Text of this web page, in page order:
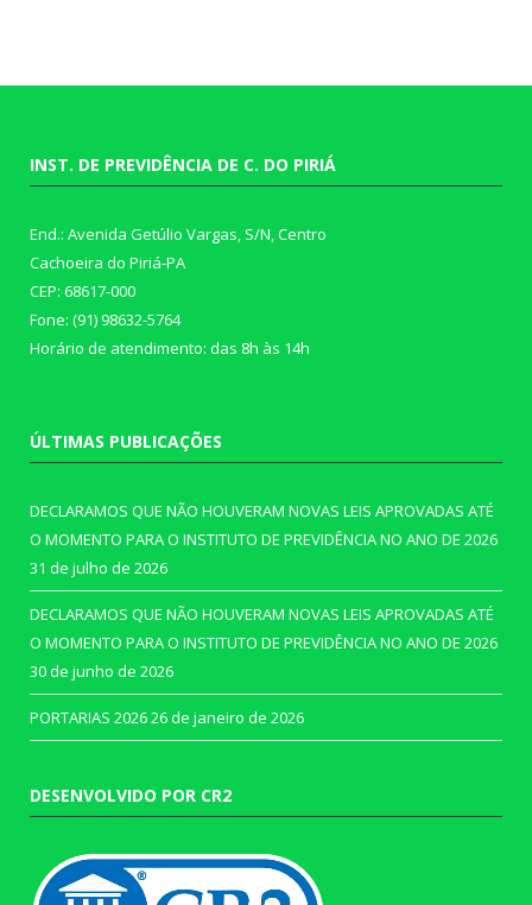
INST. DE PREVIDÊNCIA DE C. DO PIRIÁ
End.: Avenida Getúlio Vargas, S/N, Centro
Cachoeira do Piriá-PA
CEP: 68617-000
Fone: (91) 98632-5764
Horário de atendimento: das 8h às 14h
ÚLTIMAS PUBLICAÇÕES
DECLARAMOS QUE NÃO HOUVERAM NOVAS LEIS APROVADAS ATÉ
O MOMENTO PARA O INSTITUTO DE PREVIDÊNCIA NO ANO DE 2026
31 de julho de 2026
DECLARAMOS QUE NÃO HOUVERAM NOVAS LEIS APROVADAS ATÉ
O MOMENTO PARA O INSTITUTO DE PREVIDÊNCIA NO ANO DE 2026
30 de junho de 2026
PORTARIAS 202626 de janeiro de 2026
DESENVOLVIDO POR CR2